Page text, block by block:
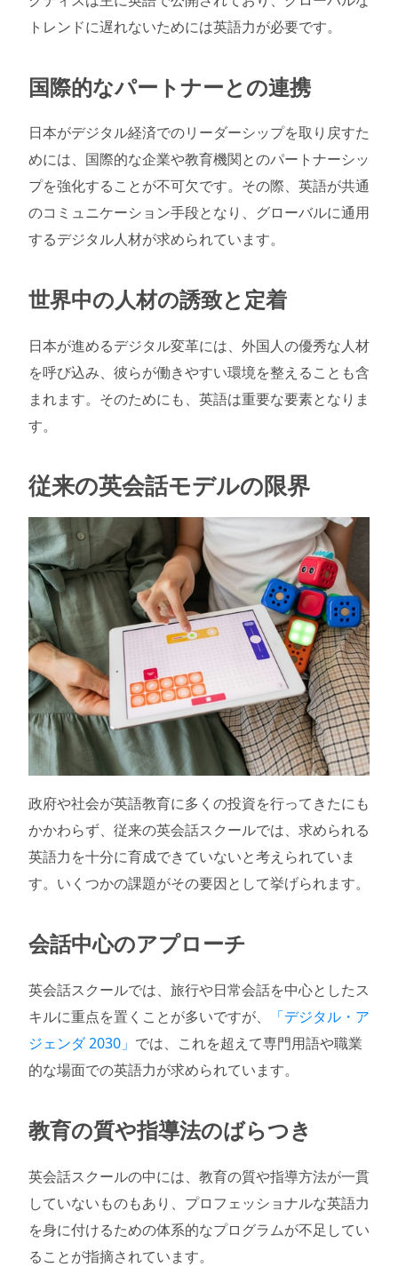
トレンドに遅れないためには英語力が必要です。
国際的なパートナーとの連携
日本がデジタル経済でのリーダーシップを取り戻すた
めには、国際的な企業や教育機関とのパートナーシッ
プを強化することが不可欠です。その際、英語が共通
のコミュニケーション手段となり、グローバルに通用
するデジタル人材が求められています。
世界中の人材の誘致と定着
日本が進めるデジタル変革には、外国人の優秀な人材
を呼び込み、彼らが働きやすい環境を整えることも含
まれます。そのためにも、英語は重要な要素となりま
す。
従来の英会話モデルの限界
政府や社会が英語教育に多くの投資を行ってきたにも
かかわらず、従来の英会話スクールでは、求められる
英語力を十分に育成できていないと考えられていま
す。いくつかの課題がその要因として挙げられます。
会話中心のアプローチ
英会話スクールでは、旅行や日常会話を中心としたス
キルに重点を置くことが多いですが、
「デジタル・ア
ジェンダ 2030」 では、これを超えて専門用語や職業
的な場面での英語力が求められています。
教育の質や指導法のばらつき
英会話スクールの中には、教育の質や指導方法が一貫
していないものもあり、プロフェッショナルな英語力
を身に付けるための体系的なプログラムが不足してい
ることが指摘されています。